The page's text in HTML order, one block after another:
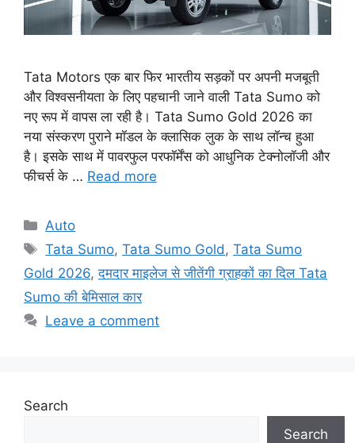
Tata Motors एक बार फिर भारतीय सड़कों पर अपनी मजबूती
और विश्वसनीयता के लिए पहचानी जाने वाली Tata Sumo को
नए रूप में वापस ला रही है। Tata Sumo Gold 2026 का
नया संस्करण पुराने मॉडल के क्लासिक लुक के साथ लॉन्च हुआ
है। इसके साथ में पावरफुल परफॉर्मेंस को आधुनिक टेक्नोलॉजी और
फीचर्स के … Read more
Categories
Auto
Tags
Tata Sumo,Tata Sumo Gold ,Tata Sumo
Gold 2026,दमदार माइलेज से जीतेंगी ग्राहकों का दिल Tata
Sumo की बेमिसाल कार
Leave a comment
Search
Search